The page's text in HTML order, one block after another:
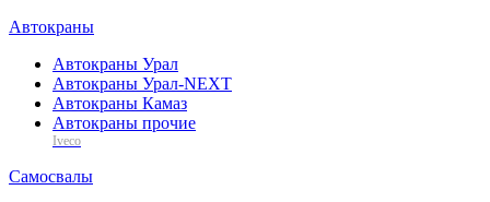
Автокраны
Автокраны Урал
Автокраны Урал-NEXT
Автокраны Камаз
Автокраны прочие
Iveco
Самосвалы